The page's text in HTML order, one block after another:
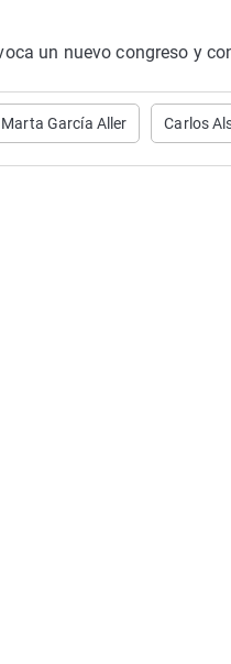
un nuevo congreso y
Marta García Aller Carlos